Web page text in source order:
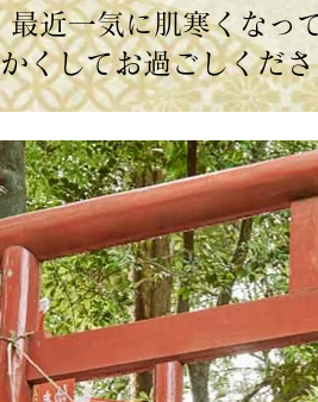
最近一気に肌寒くなっ
くしてお過ごしくだ